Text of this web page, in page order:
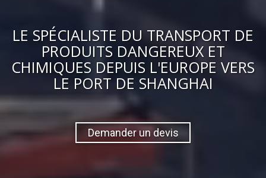
LE SPÉCIALISTE DU TRANSPORT DE
PRODUITS DANGEREUX ET
CHIMIQUES DEPUIS L'EUROPE VERS
LE PORT DE SHANGHAI
Demander un devis